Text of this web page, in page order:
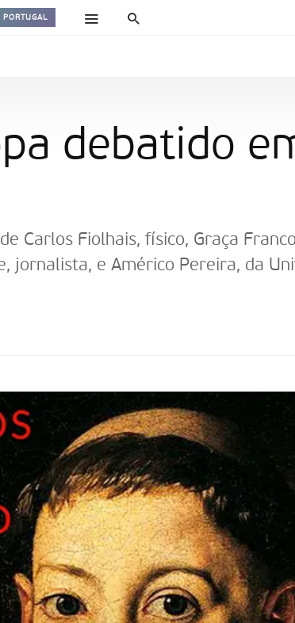
PORTUGAL
debatido
Carlos Fiolhais, físico, Graça
jornalista, e Américo Pereira, da